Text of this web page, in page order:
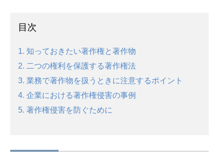
目次
1. 知っておきたい著作権と著作物
2. 二つの権利を保護する著作権法
3. 業務で著作物を扱うときに注意するポイント
4. 企業における著作権侵害の事例
5. 著作権侵害を防ぐために